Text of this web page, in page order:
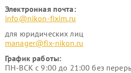
Электронная почта:
info@nikon-fixim.ru
для юридических лиц
manager@fix-nikon.ru
График работы:
ПН-ВСК с 9:00 до 21:00 без